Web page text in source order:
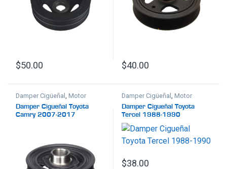
$50.00 $40.00
Damper Cigüeñal , Motor
Damper Cigueñal Toyota
Camry 2007-2017
Damper Cigüeñal , Motor
Damper Cigueñal Toyota
Tercel 1988-1990
$38.00